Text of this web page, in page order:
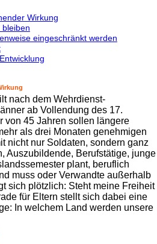
Wirkung
eingeschränkt werden
nach dem Wehrdienst-
ab Vollendung des 17.
von 45 Jahren sollen längere
als drei Monaten genehmigen
nicht nur Soldaten, sondern ganz
Auszubildende, Berufstätige, junge
plant, beruflich
muss oder Verwandte außerhalb
sich plötzlich: Steht meine Freiheit
für Eltern stellt sich dabei eine
In welchem Land werden unsere